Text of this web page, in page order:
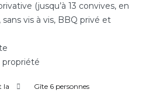
(jusqu’à 13 convives, en
vis à vis, BBQ privé et
propriété
la
Gîte 6 personnes